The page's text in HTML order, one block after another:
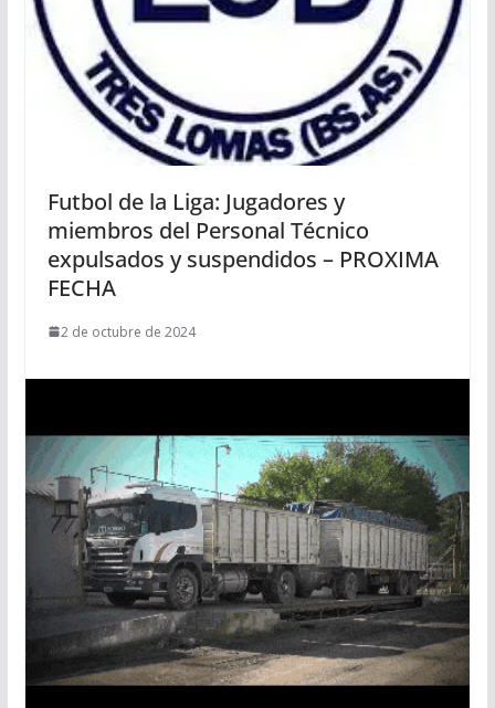
Futbol de la Liga: Jugadores y
miembros del Personal Técnico
expulsados y suspendidos – PROXIMA
FECHA
2 de octubre de 2024